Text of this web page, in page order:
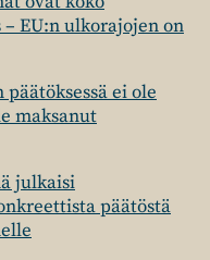
EU:n ulkorajojen on
ei ole
maksanut
julkaisi
päätöstä